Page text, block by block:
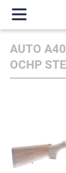
AUTO
OCHP